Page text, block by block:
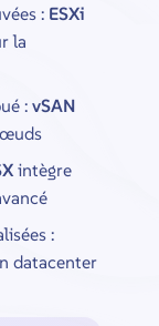
: ESXi
la
: vSAN
intègre
:
datacenter